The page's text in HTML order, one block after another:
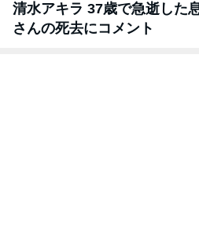
清水アキラ 37歳で急逝した
さんの死去にコメント